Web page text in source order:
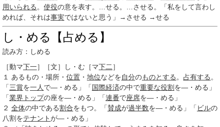
用いられる 。 使役の意を表す。…せる。…させる。「私をして言わ し
めれば、それは事実ではないと思う」→させる →せる
し・める【占める】
読み方：しめる
［動マ下一］ ［文］し・む ［マ下二 ］
１
あるもの・場所・ 位置 ・ 地位などを自分のものとする 。 占有する 。
「三賞を一人 で―・める」「 国際経済の中で重要な役割 を―・める」
「業界 トップの座を―・める」「連番で座席を―・める」
２ 全体の中である割合をもつ。「賛成が過半数を―・める」「 ビルの
八割をテナントが―・める」